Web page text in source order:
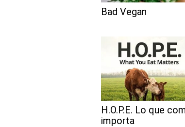
Bad Vegan
H.O.P.E. Lo que
importa